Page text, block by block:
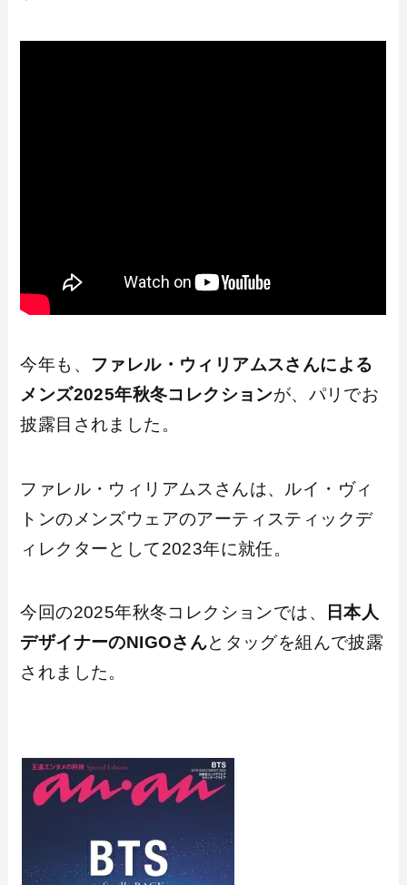
今年も、 ファレル・ウィリアムスさんによる
メンズ2025年秋冬コレクションが、パリでお
披露目されました。
ファレル・ウィリアムスさんは、ルイ・ヴィ
トンのメンズウェアのアーティスティックデ
ィレクターとして2023年に就任。
今回の2025年秋冬コレクションでは、
日本人
デザイナーのNIGOさんとタッグを組んで披露
されました。